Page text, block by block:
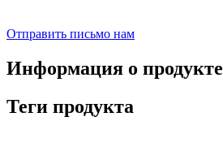
Отправить письмо нам
Информация о продукте
Теги продукта